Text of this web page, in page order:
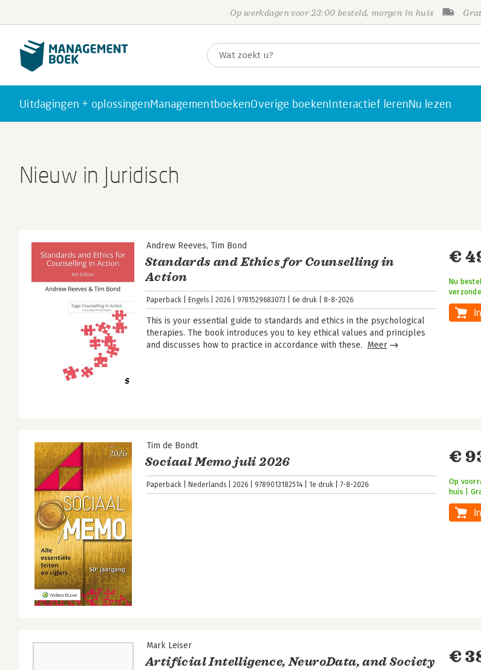
Op werkdagen voor 23:00 besteld, morgen in huis
Uitdagingen + oplossingenManagementboekenOverige boekenInteractief lerenNu lezen
Nieuw in Juridisch
Andrew Reeves Tim Bond
Standards and Ethics for Counselling in
Action
Paperback Engels 2026 9781529683073 6e druk 8-8-2026
This is your essential guide to standards and ethics in the psychological
therapies. The book introduces you to key ethical values and principles
and discusses how to practice in accordance with these. Meer
€
Nu
Tim de Bondt
Sociaal Memo juli 2026
Paperback Nederlands 2026 9789013182514 1e druk 7-8-2026
€
Op
huis |
Mark Leiser
Artificial Intelligence, NeuroData, and Society €